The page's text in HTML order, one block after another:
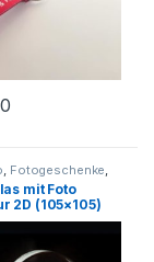
Fotogeschenke
Personalisierte
mit Foto
2D (105×105)